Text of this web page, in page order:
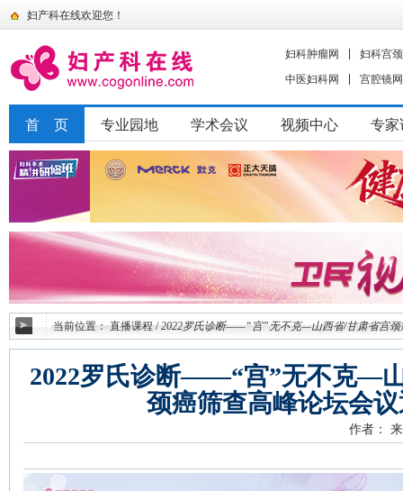
妇产科在线欢迎您！
妇科肿瘤网
妇科宫
中医妇科网
宫腔镜网
首 页 专业园地 学术会议 视频中心 专家
当前位置：直播课程 / 2022罗氏诊断——“宫”无不克—山西省/甘肃省宫颈
2022罗氏诊断——“宫”无不克—
颈癌筛查高峰论坛会
作者：